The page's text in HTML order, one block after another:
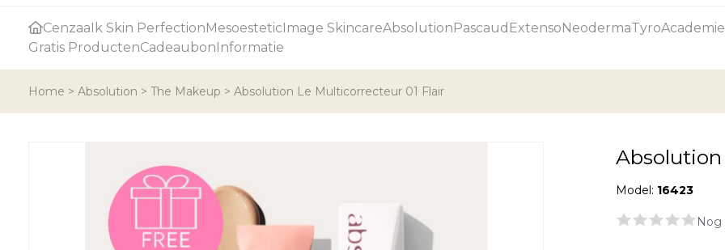
CenzaaIk Skin PerfectionMesoesteticImage SkincareAbsolutionPascaud ExtensoNeodermaTyro
Gratis ProductenCadeaubonInformatie
Home > Absolution > The Makeup > Absolution Le Multicorrecteur 01 Flair
Model: 16423
Nog